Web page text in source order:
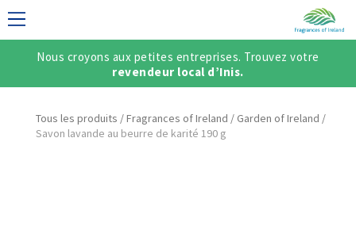
Nous croyons aux petites entreprises. Trouvez votre
revendeur local d’Inis.
Tous les produits /Fragrances of Ireland / Garden of Ireland /
Savon lavande au beurre de karité 190 g